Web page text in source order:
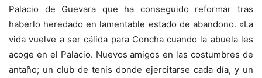
Palacio de Guevara que ha conseguido reformar tras
haberlo heredado en lamentable estado de abandono. «La
vida vuelve a ser cálida para Concha cuando la abuela les
acoge en el Palacio. Nuevos amigos en las costumbres de
antaño; un club de tenis donde ejercitarse cada día, y un